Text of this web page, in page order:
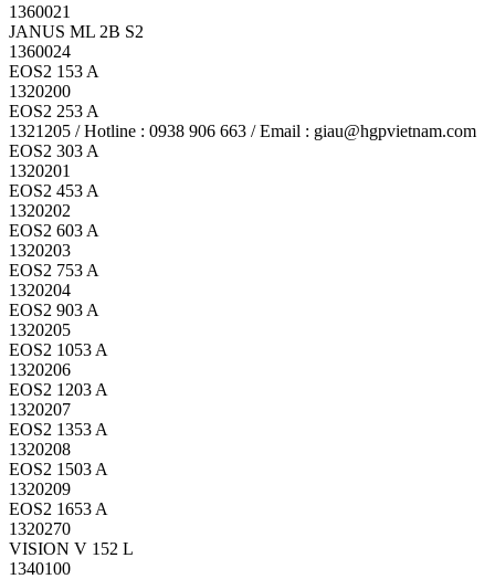
1360021
JANUS ML 2B S2
1360024
EOS2 153 A
1320200
EOS2 253 A
1321205 / Hotline : 0938 906 663 / Email : giau@hgpvietnam.com
EOS2 303 A
1320201
EOS2 453 A
1320202
EOS2 603 A
1320203
EOS2 753 A
1320204
EOS2 903 A
1320205
EOS2 1053 A
1320206
EOS2 1203 A
1320207
EOS2 1353 A
1320208
EOS2 1503 A
1320209
EOS2 1653 A
1320270
VISION V 152 L
1340100